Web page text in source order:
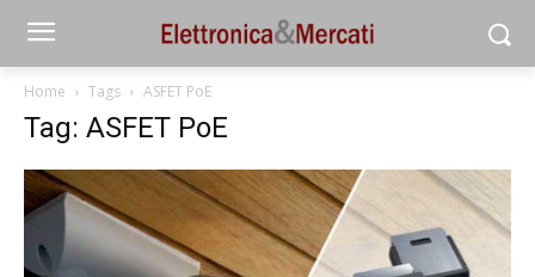
Home Tags ASFET PoE
Tag: ASFET PoE